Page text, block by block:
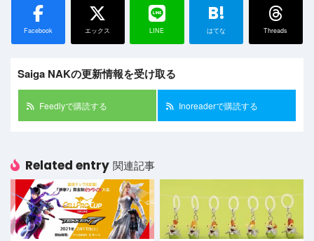
Facebook エックス LINE
B!
はてな Threads
Saiga NAKの更新情報を受け取る
Feedlyで購読する Inoreaderで購読する
Related entry 関連記事